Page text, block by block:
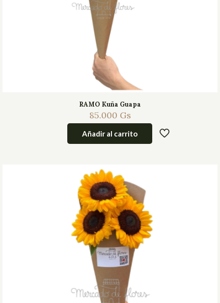
RAMO Kuña Guapa
85.000 Gs
Añadir al carrito